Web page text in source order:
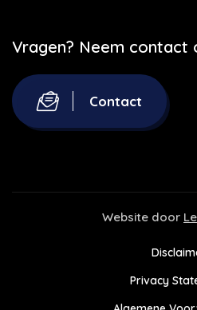
Vragen? Neem contact
Contact
Website door
Privacy